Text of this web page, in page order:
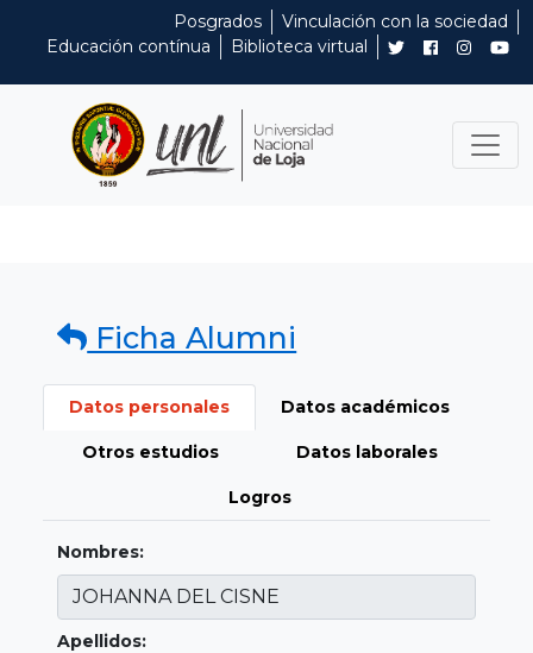
Posgrados
Vinculación con la sociedad
Educación contínua
Biblioteca virtual
Ficha Alumni
Datos personales Datos académicos
Otros estudios Datos laborales
Logros
Nombres:
Apellidos: